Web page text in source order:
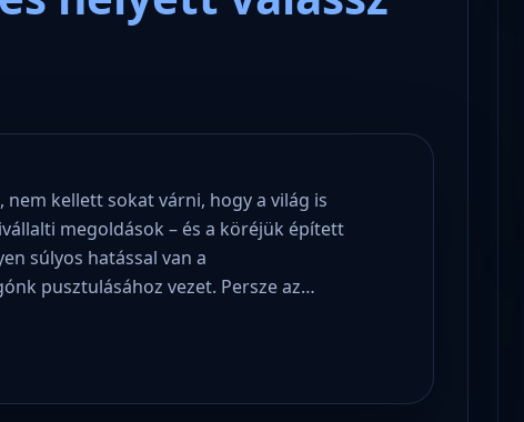
kellett sokat várni, hogy a világ is
megoldások – és a köréjük épített
súlyos hatással van a
pusztulásához vezet. Persze az…